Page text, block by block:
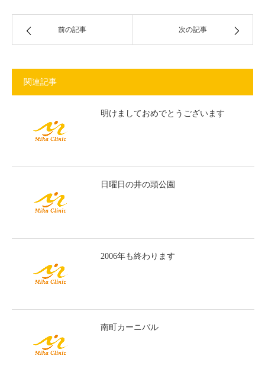
前の記事 次の記事
関連記事
明けましておめでとうございます
日曜日の井の頭公園
2006年も終わります
南町カーニバル